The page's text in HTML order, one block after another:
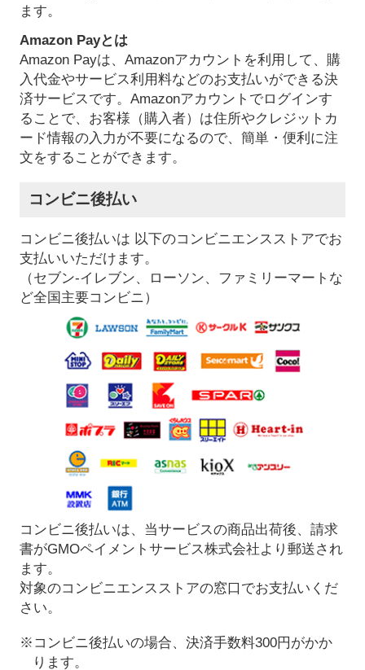
ます。
Amazon Payとは
Amazon Payは、Amazonアカウントを利用して、購
入代金やサービス利用料などのお支払いができる決
済サービスです。Amazonアカウントでログインす
ることで、お客様（購入者）は住所やクレジットカ
ード情報の入力が不要になるので、簡単・便利に注
文をすることができます。
コンビニ後払い
コンビニ後払いは 以下のコンビニエンスストアでお
支払いいただけます。
（セブン-イレブン、ローソン、ファミリーマートな
ど全国主要コンビニ）
コンビニ後払いは、当サービスの商品出荷後、請求
書がGMOペイメントサービス株式会社より郵送され
ます。
対象のコンビニエンスストアの窓口でお支払いくだ
さい。
※コンビニ後払いの場合、決済手数料300円がかか
ります。